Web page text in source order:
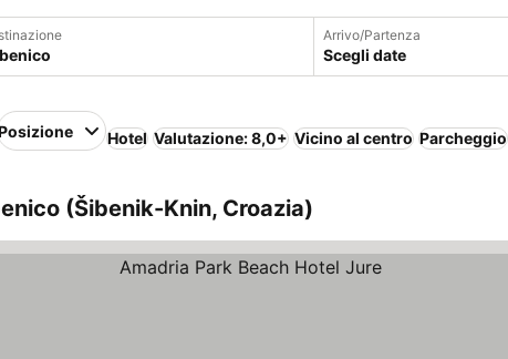
Arrivo/Partenza
Scegli date
Posizione Hotel Valutazione: 8,0+ Vicino al centro Parcheggio
(Šibenik-Knin, Croazia)